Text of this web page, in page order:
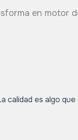
en motor
calidad es algo